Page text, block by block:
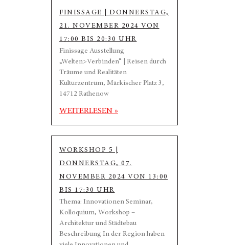
FINISSAGE | DONNERSTAG,
21. NOVEMBER 2024 VON
17:00 BIS 20:30 UHR
Finissage Ausstellung
„Welten>Verbinden“ | Reisen durch
Träume und Realitäten
Kulturzentrum, Märkischer Platz 3,
14712 Rathenow
WEITERLESEN »
WORKSHOP 5 |
DONNERSTAG, 07.
NOVEMBER 2024 VON 13:00
BIS 17:30 UHR
Thema: Innovationen Seminar,
Kolloquium, Workshop –
Architektur und Städtebau
Beschreibung In der Region haben